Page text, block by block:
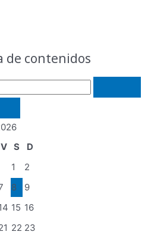
de contenidos
V S
D
1
2
8
9
15 16
22 23